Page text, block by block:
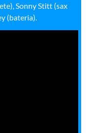
Sonny Stitt (sax
(bateria).